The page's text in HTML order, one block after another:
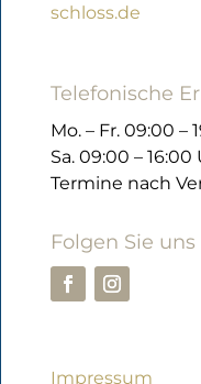
schloss.de
Telefonische
Mo. – Fr. 09:00 –
Sa. 09:00 – 16:00
Termine nach
Folgen Sie
Impressum